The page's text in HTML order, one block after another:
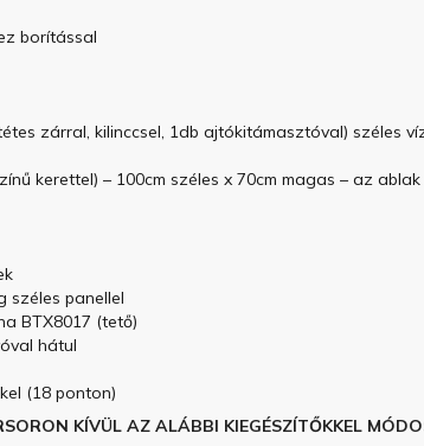
borítással
zárral, kilinccsel, 1db ajtókitámasztóval) széles
kerettel) – 100cm széles x 70cm magas – az
széles panellel
BTX8017 (tető)
hátul
(18 ponton)
KÍVÜL AZ ALÁBBI KIEGÉSZÍTŐKKEL